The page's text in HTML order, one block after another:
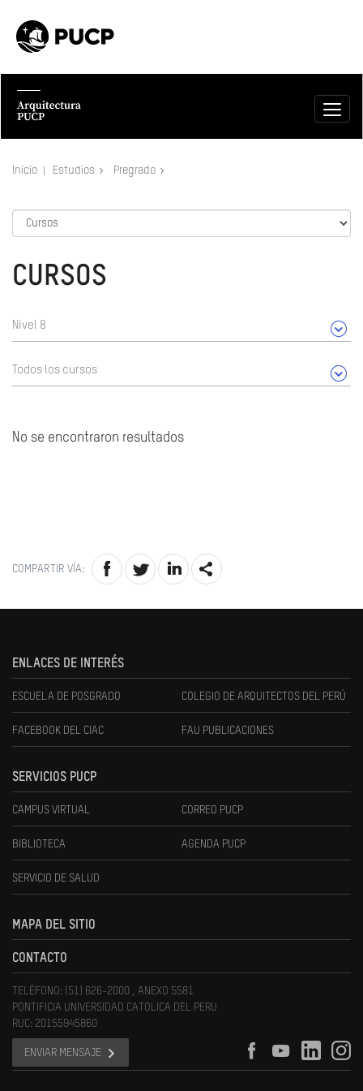
Inicio Estudios Pregrado
CURSOS
Nivel 8
Todos los cursos
No se encontraron resultados
COMPARTIR VÍA:
ENLACES DE INTERÉS
ESCUELA DE POSGRADO COLEGIO DE ARQUITECTOS DEL PERÚ
FACEBOOK DEL CIAC FAU PUBLICACIONES
SERVICIOS PUCP
CAMPUS VIRTUAL CORREO PUCP
BIBLIOTECA AGENDA PUCP
SERVICIO DE SALUD
MAPA DEL SITIO
CONTACTO
TELÉFONO: (51) 626-2000 , ANEXO 5581
PONTIFICIA UNIVERSIDAD CATOLICA DEL PERU
RUC: 20155945860
ENVIAR MENSAJE